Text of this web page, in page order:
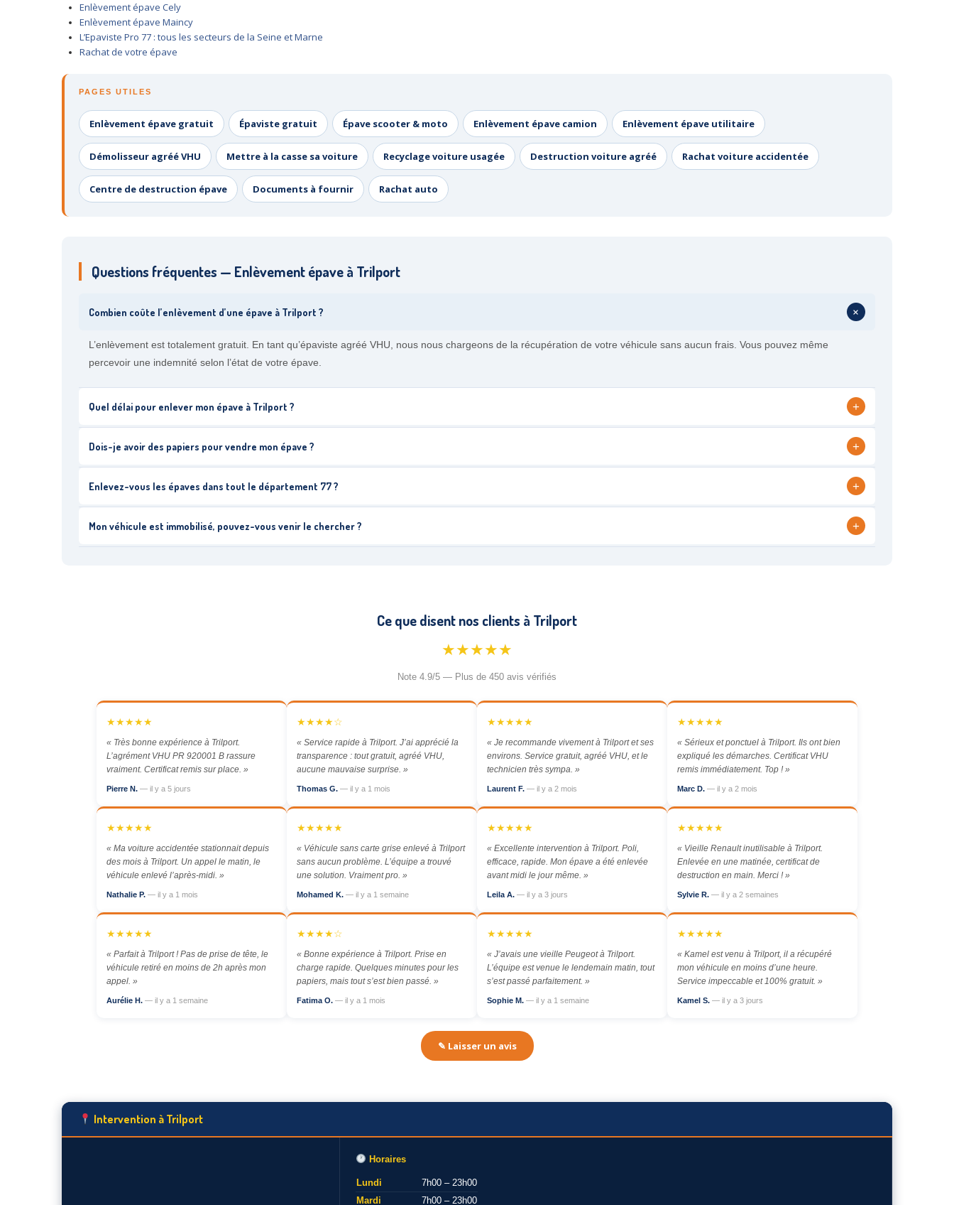
Enlèvement épave Cely
Enlèvement épave Maincy
L’Epaviste Pro 77 : tous les secteurs de la Seine et Marne
Rachat de votre épave
PAGES UTILES
Enlèvement épave gratuit Épaviste gratuit Épave scooter & moto Enlèvement épave camion Enlèvement épave utilitaire
Démolisseur agréé VHU Mettre à la casse sa voiture Recyclage voiture usagée Destruction voiture agréé Rachat voiture accidentée
Centre de destruction épave Documents à fournir Rachat auto
Questions fréquentes — Enlèvement épave à Trilport
Combien coûte l’enlèvement d’une épave à Trilport ? +
L’enlèvement est totalement gratuit. En tant qu’épaviste agréé VHU, nous nous chargeons de la récupération de votre véhicule sans aucun frais. Vous pouvez même
percevoir une indemnité selon l’état de votre épave.
Quel délai pour enlever mon épave à Trilport ? +
Dois-je avoir des papiers pour vendre mon épave ? +
Enlevez-vous les épaves dans tout le département 77 ? +
Mon véhicule est immobilisé, pouvez-vous venir le chercher ? +
Ce que disent nos clients à Trilport
★★★★★
Note 4.9/5 — Plus de 450 avis vérifiés
★★★★★
« Très bonne expérience à Trilport.
L’agrément VHU PR 920001 B rassure
vraiment. Certificat remis sur place. »
Pierre N. — il y a 5 jours
★★★★☆
« Service rapide à Trilport. J’ai apprécié la
transparence : tout gratuit, agréé VHU,
aucune mauvaise surprise. »
Thomas G. — il y a 1 mois
★★★★★
« Je recommande vivement à Trilport et ses
environs. Service gratuit, agréé VHU, et le
technicien très sympa. »
Laurent F. — il y a 2 mois
★★★★★
« Sérieux et ponctuel à Trilport. Ils ont bien
expliqué les démarches. Certificat VHU
remis immédiatement. Top ! »
Marc D. — il y a 2 mois
★★★★★
« Ma voiture accidentée stationnait depuis
des mois à Trilport. Un appel le matin, le
véhicule enlevé l’après-midi. »
Nathalie P. — il y a 1 mois
★★★★★
« Véhicule sans carte grise enlevé à Trilport
sans aucun problème. L’équipe a trouvé
une solution. Vraiment pro. »
Mohamed K. — il y a 1 semaine
★★★★★
« Excellente intervention à Trilport. Poli,
efficace, rapide. Mon épave a été enlevée
avant midi le jour même. »
Leila A. — il y a 3 jours
★★★★★
« Vieille Renault inutilisable à Trilport.
Enlevée en une matinée, certificat de
destruction en main. Merci ! »
Sylvie R. — il y a 2 semaines
★★★★★
« Parfait à Trilport ! Pas de prise de tête, le
véhicule retiré en moins de 2h après mon
appel. »
Aurélie H. — il y a 1 semaine
★★★★☆
« Bonne expérience à Trilport. Prise en
charge rapide. Quelques minutes pour les
papiers, mais tout s’est bien passé. »
Fatima O. — il y a 1 mois
★★★★★
« J’avais une vieille Peugeot à Trilport.
L’équipe est venue le lendemain matin, tout
s’est passé parfaitement. »
Sophie M. — il y a 1 semaine
★★★★★
« Kamel est venu à Trilport, il a récupéré
mon véhicule en moins d’une heure.
Service impeccable et 100% gratuit. »
Kamel S. — il y a 3 jours
✎ Laisser un avis
Intervention à Trilport
Horaires
Lundi
7h00 – 23h00
Mardi
7h00 – 23h00